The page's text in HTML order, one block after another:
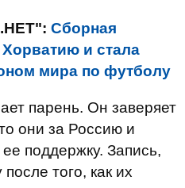
Сборная
и стала
мира по футболу
парень. Он заверяет
они за Россию и
поддержку. Запись,
того, как их